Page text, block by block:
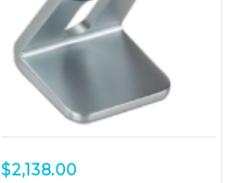
$2,138.00